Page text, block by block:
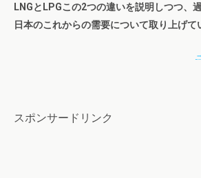
LNGとLPGこの2つの違いを説明しつつ、
日本のこれからの需要について取り上げて
スポンサードリンク